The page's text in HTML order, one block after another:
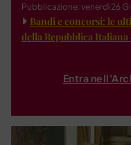
Pubblicazione: venerdì 26
Bandi e concorsi: le
della Repubblica Italiana
Entra